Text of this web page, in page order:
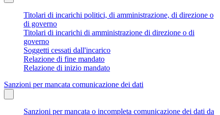
Titolari di incarichi politici, di amministrazione, di direzione o
di governo
Titolari di incarichi di amministrazione di direzione o di
governo
Soggetti cessati dall'incarico
Relazione di fine mandato
Relazione di inizio mandato
Sanzioni per mancata comunicazione dei dati
Sanzioni per mancata o incompleta comunicazione dei dati da